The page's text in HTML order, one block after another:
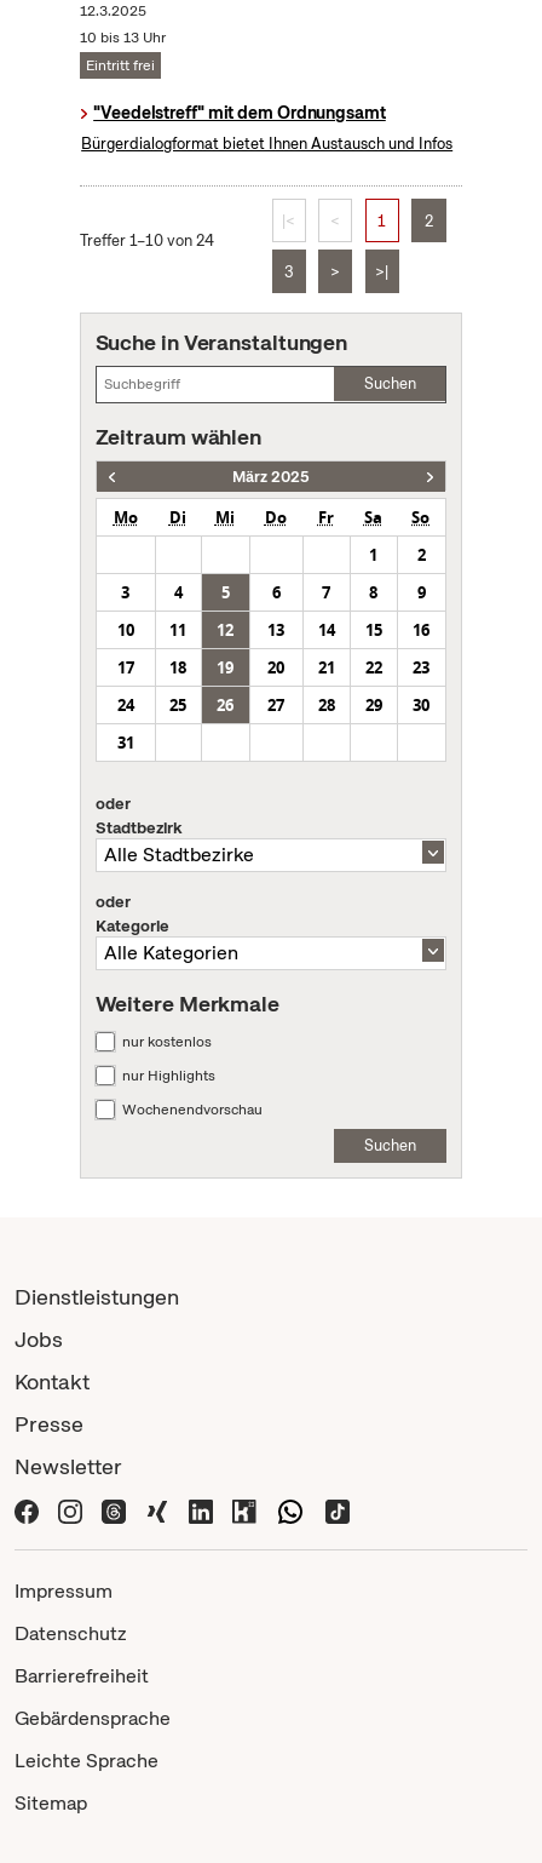
12.3.2025
10 bis 13 Uhr
Eintritt frei
"Veedelstreff" mit dem Ordnungsamt
Bürgerdialogformat bietet Ihnen Austausch und Infos
Treffer 1–10 von 24
|< < 1 2
3 > >|
Suche in Veranstaltungen
Suchen
Zeitraum wählen
März 2025
Mo Di Mi Do Fr Sa
So
1
2
3
4 5 6 7 8
9
10
11 12 13 14 15
16
17
18 19 20 21 22
23
24
25 26 27 28 29
30
31
oder
Stadtbezirk
oder
Kategorie
Weitere Merkmale
nur kostenlos
nur Highlights
Wochenendvorschau
Suchen
Dienstleistungen
Jobs
Kontakt
Presse
Newsletter
Impressum
Datenschutz
Barrierefreiheit
Gebärdensprache
Leichte Sprache
Sitemap